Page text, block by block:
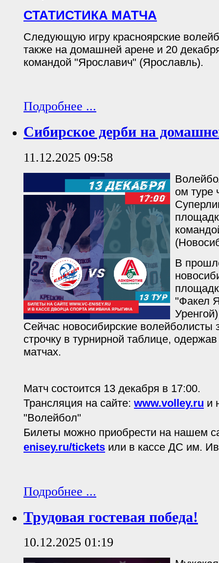
СТАТИСТИКА МАТЧА
Следующую игру красноярские
также на домашней арене и 20
командой "Ярославич" (Ярославль).
Подробнее ...
Сибирское дерби на
11.12.2025 09:58
ом туре
В
"Факел
Сейчас новосибирские волейболисты
строчку в турнирной таблице,
матчах.
Матч состоится 13 декабря в 17:00.
Трансляция на сайте: www.volley.ru и
"Волейбол"
Билеты можно приобрести на нашем
enisey.ru/tickets или в кассе ДС им.
Подробнее ...
Трудовая гостевая победа!
10.12.2025 01:19